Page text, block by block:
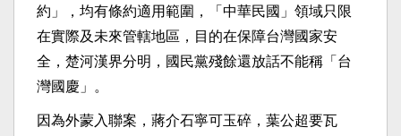
約」，均有條約適用範圍，「中華民國」領域只限
在實際及未來管轄地區，目的在保障台灣國家安
全，楚河漢界分明，國民黨殘餘還放話不能稱「台
灣國慶」。
因為外蒙入聯案，蔣介石寧可玉碎，葉公超要瓦